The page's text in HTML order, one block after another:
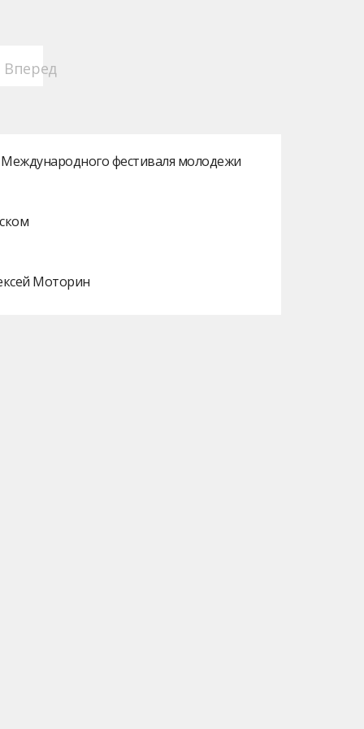
Вперед
Международного фестиваля молодежи
Моторин